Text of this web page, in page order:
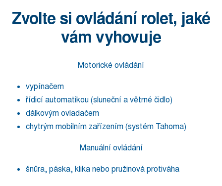
Zvolte si ovládání rolet, jaké
vám vyhovuje
Motorické ovládání
vypínačem
řídicí automatikou (sluneční a větrné čidlo)
dálkovým ovladačem
chytrým mobilním zařízením (systém Tahoma)
Manuální ovládání
šnůra, páska, klika nebo pružinová protiváha